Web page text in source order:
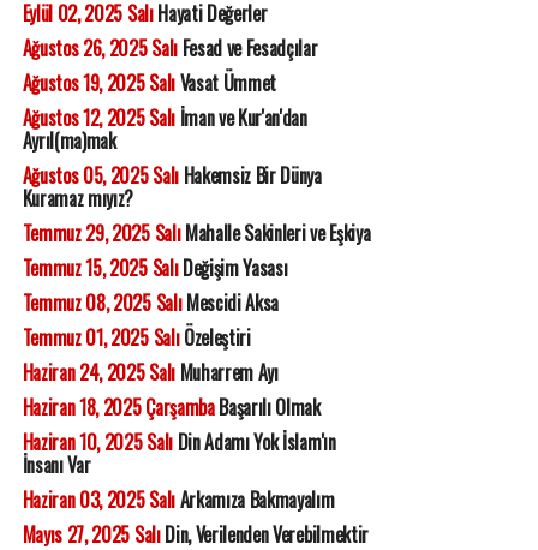
Eylül 02, 2025 SalıHayati Değerler
Ağustos 26, 2025 SalıFesad ve Fesadçılar
Ağustos 19, 2025 SalıVasat Ümmet
Ağustos 12, 2025 Salıİman ve Kur'an'dan
Ayrıl(ma)mak
Ağustos 05, 2025 SalıHakemsiz Bir Dünya
Kuramaz mıyız?
Temmuz 29, 2025 SalıMahalle Sakinleri ve Eşkiya
Temmuz 15, 2025 SalıDeğişim Yasası
Temmuz 08, 2025 SalıMescidi Aksa
Temmuz 01, 2025 SalıÖzeleştiri
Haziran 24, 2025 SalıMuharrem Ayı
Haziran 18, 2025 ÇarşambaBaşarılı Olmak
Haziran 10, 2025 SalıDin Adamı Yok İslam'ın
İnsanı Var
Haziran 03, 2025 SalıArkamıza Bakmayalım
Mayıs 27, 2025 SalıDin, Verilenden Verebilmektir